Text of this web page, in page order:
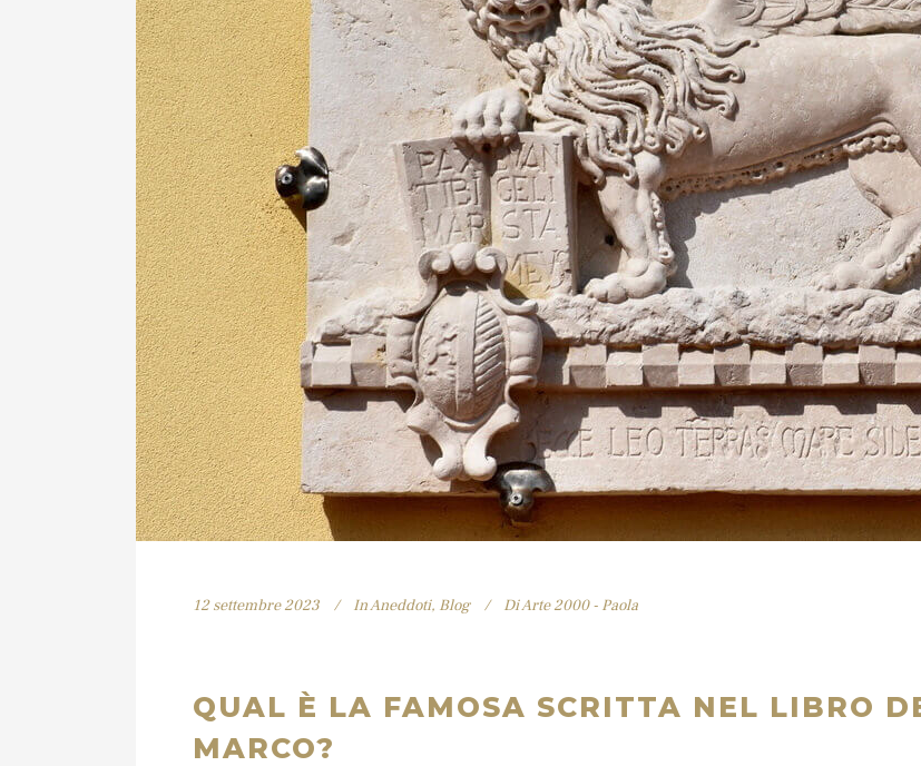
12 settembre 2023 InAneddoti, Blog DiArte 2000 - Paola
QUAL È LA FAMOSA SCRITTA NEL LIBRO
MARCO?